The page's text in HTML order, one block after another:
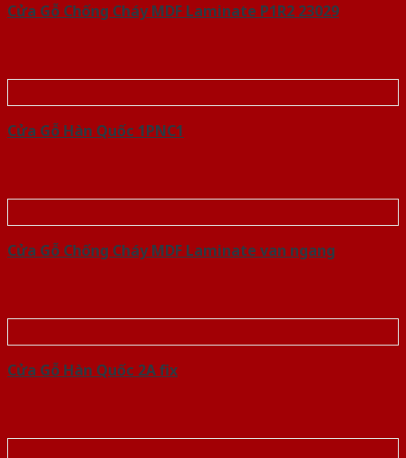
Cửa Gỗ Chống Cháy MDF Laminate P1R2 23029
Cửa Gỗ Hàn Quốc 1PNC1
Cửa Gỗ Chống Cháy MDF Laminate van ngang
Cửa Gỗ Hàn Quốc 2A fix